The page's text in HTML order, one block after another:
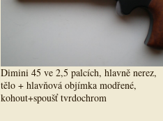
Dimini 45 ve 2,5 palcích, hlavně nerez,
tělo + hlavňová objímka modřené,
kohout+spoušť tvrdochrom